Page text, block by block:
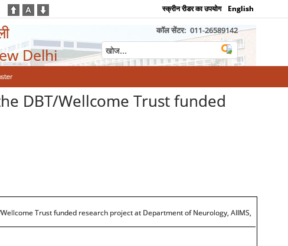
स्क्रीन रीडर का उपयोग English
Delhi
कॉल सेंटर: 011-26589142
DBT/Wellcome Trust funded
Trust funded research project at Department of Neurology, AIIMS,